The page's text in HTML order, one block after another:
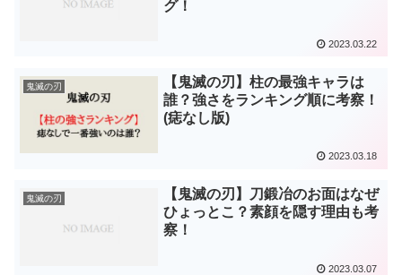
グ！
2023.03.22
鬼滅の刃
【鬼滅の刃】柱の最強キャラは
誰？強さをランキング順に考察！
(痣なし版)
2023.03.18
鬼滅の刃
【鬼滅の刃】刀鍛冶のお面はなぜ
ひょっとこ？素顔を隠す理由も考
察！
2023.03.07